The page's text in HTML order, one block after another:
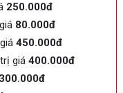
250.000đ
80.000đ
450.000đ
giá 400.000đ
300.000đ